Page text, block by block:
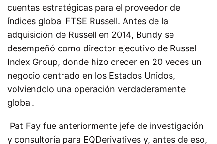
cuentas estratégicas para el proveedor de
índices global FTSE Russell. Antes de la
adquisición de Russell en 2014, Bundy se
desempeñó como director ejecutivo de Russel
Index Group, donde hizo crecer en 20 veces un
negocio centrado en los Estados Unidos,
volviendolo una operación verdaderamente
global.
Pat Fay fue anteriormente jefe de investigación
y consultoría para EQDerivatives y, antes de eso,